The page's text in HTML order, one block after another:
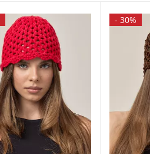
-30%